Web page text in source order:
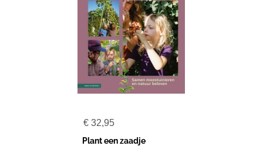
€ 32,95
Plant een zaadje